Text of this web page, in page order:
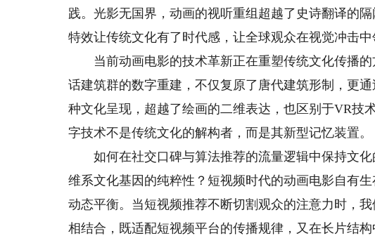
践。光影无国界，动画的视听重组超越了史诗翻译的
特效让传统文化有了时代感，让全球观众在视觉冲击中
当前动画电影的技术革新正在重塑传统文化传播的
话建筑群的数字重建，不仅复原了唐代建筑形制，更
种文化呈现，超越了绘画的二维表达，也区别于VR
字技术不是传统文化的解构者，而是其新型记忆装置。
如何在社交口碑与算法推荐的流量逻辑中保持文化
维系文化基因的纯粹性？短视频时代的动画电影自有
动态平衡。当短视频推荐不断切割观众的注意力时，
相结合，既适配短视频平台的传播规律，又在长片结